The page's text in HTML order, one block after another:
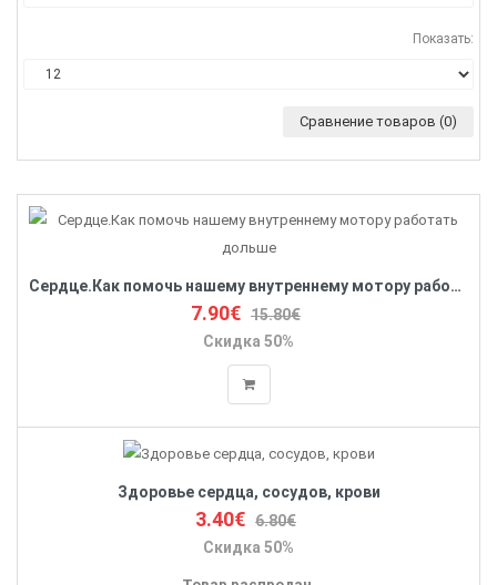
Показать:
Сравнение товаров (0)
Сердце.Как помочь нашему внутреннему мотору работать дольше
7.90€ 15.80€
Скидка 50%
Здоровье сердца, сосудов, крови
3.40€ 6.80€
Скидка 50%